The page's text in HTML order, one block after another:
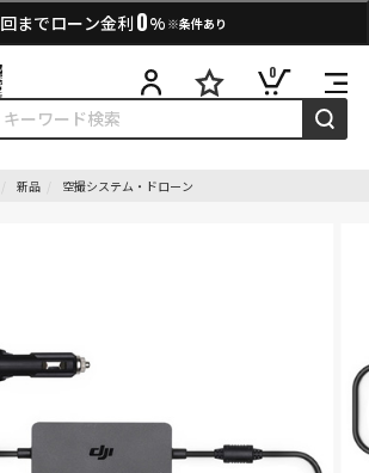
回までローン金利 0% ※条件あり
0
新品 空撮システム・ドローン